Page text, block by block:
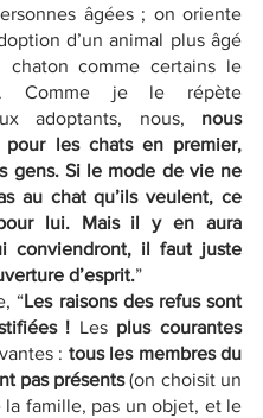
âgées ; on oriente
d’un animal plus âgé
comme certains le
Comme je le répète
adoptants, nous, nous
pour les chats en premier,
gens. Si le mode de vie ne
au chat qu’ils veulent, ce
lui. Mais il y en aura
conviendront, il faut juste
d’esprit.”
“Les raisons des refus sont
! Les plus courantes
: tous les membres du
pas présents (on choisit un
la famille, pas un objet, et le